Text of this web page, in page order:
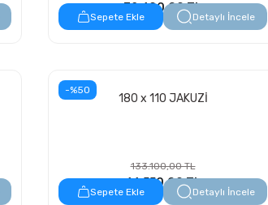
72.600,00 TL
Sepete Ekle Detaylı İncele
-%50
180 x 110 JAKUZİ
133.100,00 TL
66.550,00 TL
Sepete Ekle Detaylı İncele